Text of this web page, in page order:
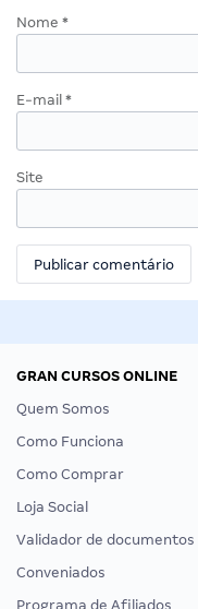
Nome *
E-mail *
Site
GRAN CURSOS ONLINE
Quem Somos
Como Funciona
Como Comprar
Loja Social
Validador de documentos
Conveniados
Programa de Afiliados